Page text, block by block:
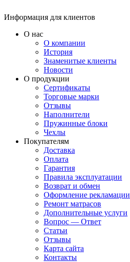
Информация для клиентов
О нас
О компании
История
Знаменитые клиенты
Новости
О продукции
Сертификаты
Торговые марки
Отзывы
Наполнители
Пружинные блоки
Чехлы
Покупателям
Доставка
Оплата
Гарантия
Правила эксплуатации
Возврат и обмен
Оформление рекламации
Ремонт матрасов
Дополнительные услуги
Вопрос — Ответ
Статьи
Отзывы
Карта сайта
Контакты